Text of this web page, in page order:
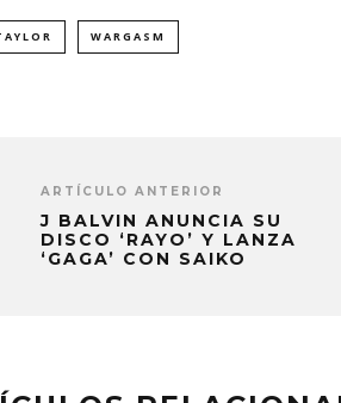
WARGASM
ARTÍCULO ANTERIOR
J BALVIN ANUNCIA SU
DISCO ‘RAYO’ Y LANZA
‘GAGA’ CON SAIKO